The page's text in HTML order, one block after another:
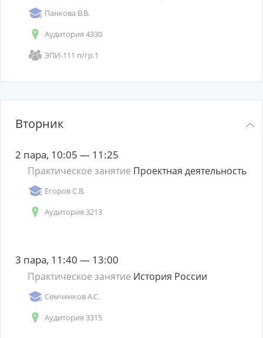
Панкова В.В.
Аудитория 4330
ЭПИ-111 п/гр.1
Вторник
2 пара, 10:05 — 11:25
Практическое занятие Проектная деятельность
Егоров С.В.
Аудитория 3213
3 пара, 11:40 — 13:00
Практическое занятие История России
Семченков А.С.
Аудитория 3315